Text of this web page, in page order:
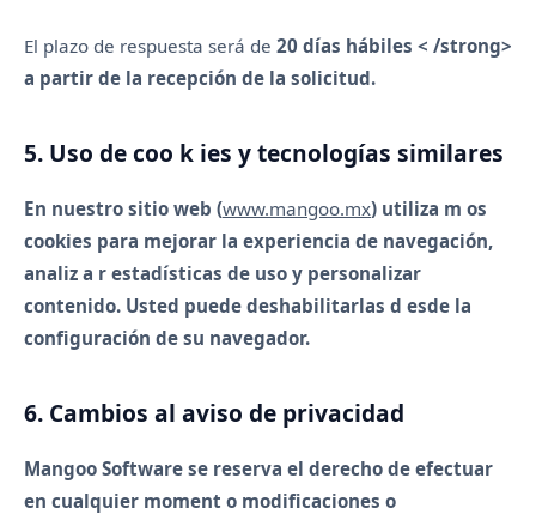
El plazo de respuesta será de 20 días hábiles < /strong>
a partir de la recepción de la solicitud.
5. Uso de coo k ies y tecnologías similares
En nuestro sitio web (www.mangoo.mx) utiliza m os
cookies para mejorar la experiencia de navegación,
analiz a r estadísticas de uso y personalizar
contenido. Usted puede deshabilitarlas d esde la
configuración de su navegador.
6. Cambios al aviso de privacidad
Mangoo Software se reserva el derecho de efectuar
en cualquier moment o modificaciones o